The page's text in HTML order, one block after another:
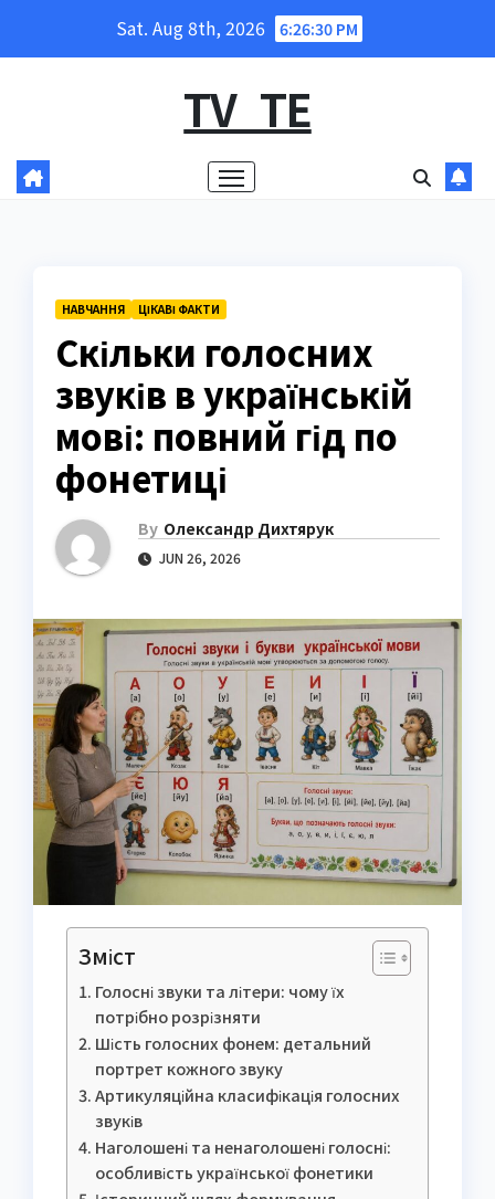
Sat. Aug 8th, 2026 6:26:31 PM
TV_TE
НАВЧАННЯ ЦІКАВІ ФАКТИ
Скільки голосних
звуків в українській
мові: повний гід по
фонетиці
By Олександр Дихтярук
JUN 26, 2026
Зміст
Голосні звуки та літери: чому їх
потрібно розрізняти
Шість голосних фонем: детальний
портрет кожного звуку
Артикуляційна класифікація голосних
звуків
Наголошені та ненаголошені голосні:
особливість української фонетики